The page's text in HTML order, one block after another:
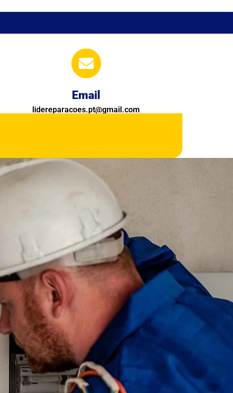
Email
lidereparacoes.pt@gmail.com